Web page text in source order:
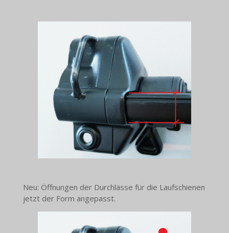
Neu: Öffnungen der Durchlässe für die Laufschienen
jetzt der Form angepasst.